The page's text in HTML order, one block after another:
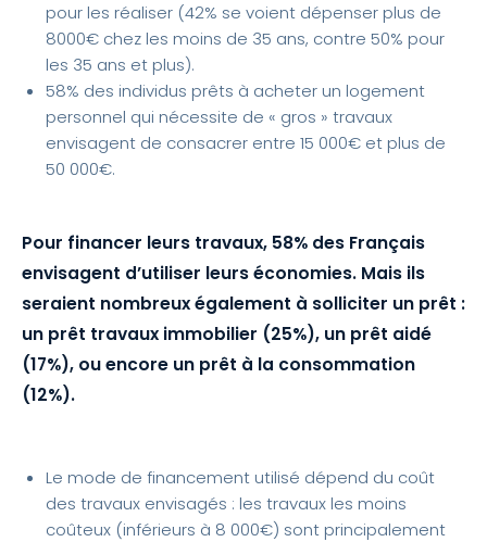
pour les réaliser (42% se voient dépenser plus de
8000€ chez les moins de 35 ans, contre 50% pour
les 35 ans et plus).
58% des individus prêts à acheter un logement
personnel qui nécessite de « gros » travaux
envisagent de consacrer entre 15 000€ et plus de
50 000€.
Pour financer leurs travaux, 58% des Français
envisagent d’utiliser leurs économies. Mais ils
seraient nombreux également à solliciter un prêt :
un prêt travaux immobilier (25%), un prêt aidé
(17%), ou encore un prêt à la consommation
(12%).
Le mode de financement utilisé dépend du coût
des travaux envisagés : les travaux les moins
coûteux (inférieurs à 8 000€) sont principalement